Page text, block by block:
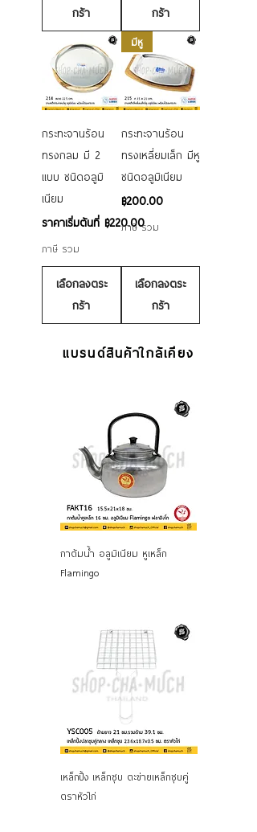
กร้า
กร้า
กระทะจานร้อน
ทรงกลม มี 2
แบบ ชนิดอลูมิ
เนียม
ราคาเริ่มต้นที่ ฿220.00
ราคาขายลด
ภาษี รวม
เลือกลงตระ
กร้า
มีหู
กระทะจานร้อน
ทรงเหลี่ยมเล็ก มีหู
ชนิดอลูมิเนียม
ราคา
฿200.00
ภาษี รวม
เลือกลงตระ
กร้า
แบรนด์สินค้าใกล้เคียง
กาต้มน้ำ อลูมิเนียม หูเหล็ก
Flamingo
เหล็กปิ้ง เหล็กชุบ ตะข่ายเหล็กชุบคู่
ตราหัวไก่